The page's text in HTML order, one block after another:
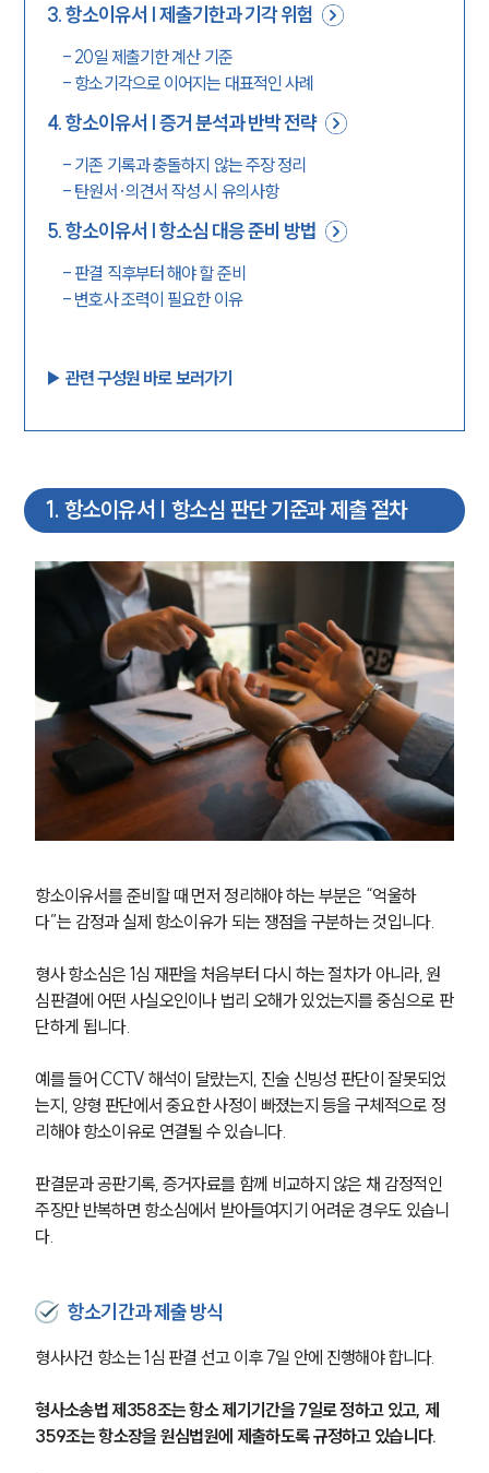
3.항소이유서 | 제출기한과 기각 위험
- 20일 제출기한 계산 기준
- 항소기각으로 이어지는 대표적인 사례
4.항소이유서 | 증거 분석과 반박 전략
- 기존 기록과 충돌하지 않는 주장 정리
- 탄원서·의견서 작성 시 유의사항
5.항소이유서 | 항소심 대응 준비 방법
- 판결 직후부터 해야 할 준비
- 변호사 조력이 필요한 이유
▶︎ 관련 구성원 바로 보러가기
1 . 항소이유서 | 항소심 판단 기준과 제출 절차
항소이유서를 준비할 때 먼저 정리해야 하는 부분은 “억울하
다”는 감정과 실제 항소이유가 되는 쟁점을 구분하는 것입니다.
형사 항소심은 1심 재판을 처음부터 다시 하는 절차가 아니라, 원
심판결에 어떤 사실오인이나 법리 오해가 있었는지를 중심으로 판
단하게 됩니다.
예를 들어 CCTV 해석이 달랐는지, 진술 신빙성 판단이 잘못되었
는지, 양형 판단에서 중요한 사정이 빠졌는지 등을 구체적으로 정
리해야 항소이유로 연결될 수 있습니다.
판결문과 공판기록, 증거자료를 함께 비교하지 않은 채 감정적인
주장만 반복하면 항소심에서 받아들여지기 어려운 경우도 있습니
다.
항소기간과 제출 방식
형사사건 항소는 1심 판결 선고 이후 7일 안에 진행해야 합니다.
형사소송법 제358조는 항소 제기기간을 7일로 정하고 있고, 제
359조는 항소장을 원심법원에 제출하도록 규정하고 있습니다.